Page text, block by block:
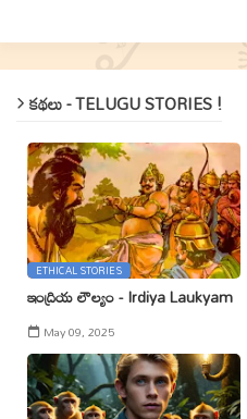
కథలు - TELUGU STORIES !
ETHICAL STORIES
ఇంద్రియ లౌల్యం - Irdiya Laukyam
May 09, 2025